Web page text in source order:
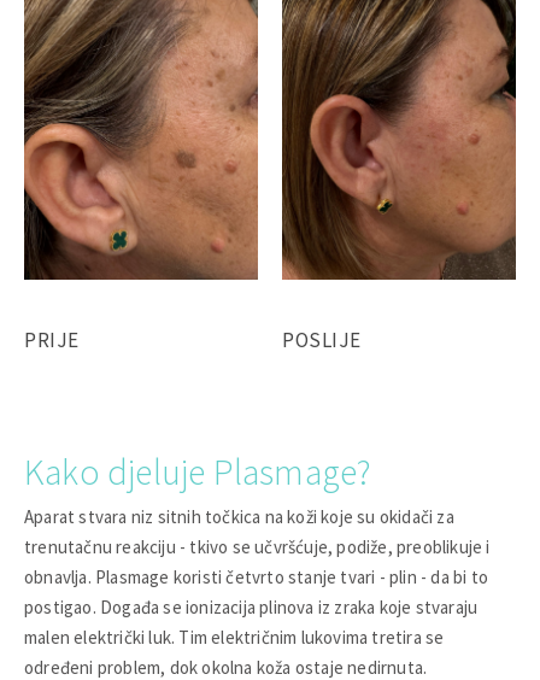
PRIJE POSLIJE
Kako djeluje Plasmage?
Aparat stvara niz sitnih točkica na koži koje su okidači za
trenutačnu reakciju - tkivo se učvršćuje, podiže, preoblikuje i
obnavlja. Plasmage koristi četvrto stanje tvari - plin - da bi to
postigao. Događa se ionizacija plinova iz zraka koje stvaraju
malen električki luk. Tim električnim lukovima tretira se
određeni problem, dok okolna koža ostaje nedirnuta.